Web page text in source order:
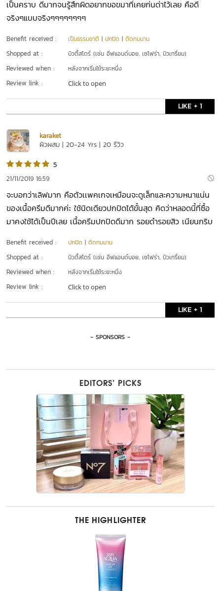
เป็นคราบ ดีมากจนรู้สึกผิดอยากขอขมาที่เคยก่นด่าไว้เลย คือดี
จริงๆแบบจริงๆๆๆๆๆๆๆๆ
Benefit received : เป็นธรรมชาติ |ปกปิด |ติดทนนาน
Shopped at : บิวตี้สโตร์ (เช่น อีฟแอนด์บอย, เซโฟร่า, บิวเทรี่ยม)
Reviewed when : หลังจากเริ่มใช้ระยะหนึ่ง
Review link : Click to open
LIKE + 1
karaket
ผิวผสม | 20-24 Yrs | 20 รีวิว
5
21/11/2019 16:59
จะบอกว่าเลิฟมาก คือตัวเเพคเกจเหมือนจะดูเล็กและความหนาแน่น
ของเนื้อครีมดีมากค่ะ ใช้นิดเดียวปกปิดได้ขั้นสุด คิดว่าหลอดนี้ที่ซื้อ
มาคงใช้ได้เป็นปีเลย เนื้อครีมปกปิดดีมาก รอยดำรอยสิว เนียนกริบ
Benefit received : ปกปิด |ติดทนนาน
Shopped at : บิวตี้สโตร์ (เช่น อีฟแอนด์บอย, เซโฟร่า, บิวเทรี่ยม)
Reviewed when : หลังจากเริ่มใช้ระยะหนึ่ง
Review link : Click to open
LIKE + 1
- SPONSORS -
EDITORS’ PICKS
THE HIGHLIGHTER